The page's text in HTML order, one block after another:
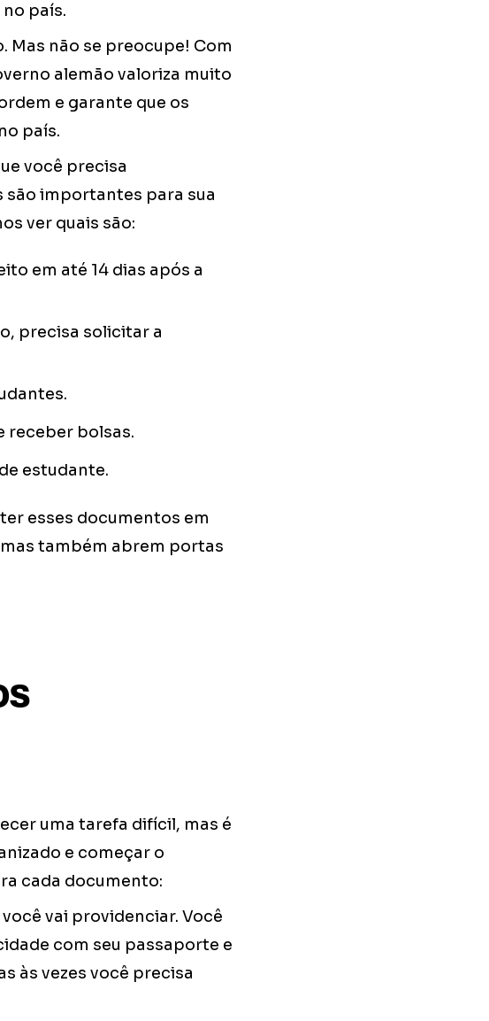
país.
não se preocupe! Com
alemão valoriza muito
e garante que os
país.
você precisa
são importantes para sua
ver quais são:
em até 14 dias após a
precisa solicitar a
receber bolsas.
estudante.
esses documentos em
mas também abrem portas
uma tarefa difícil, mas é
e começar o
cada documento:
vai providenciar. Você
com seu passaporte e
às vezes você precisa